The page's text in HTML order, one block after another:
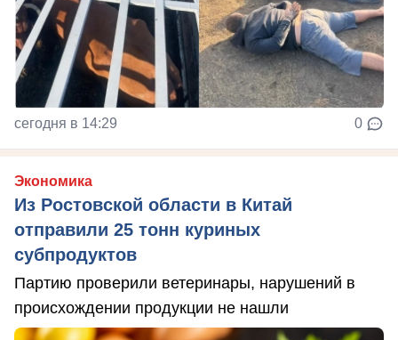
сегодня в 14:29 0
Экономика
Из Ростовской области в Китай
отправили 25 тонн куриных
субпродуктов
Партию проверили ветеринары, нарушений в
происхождении продукции не нашли